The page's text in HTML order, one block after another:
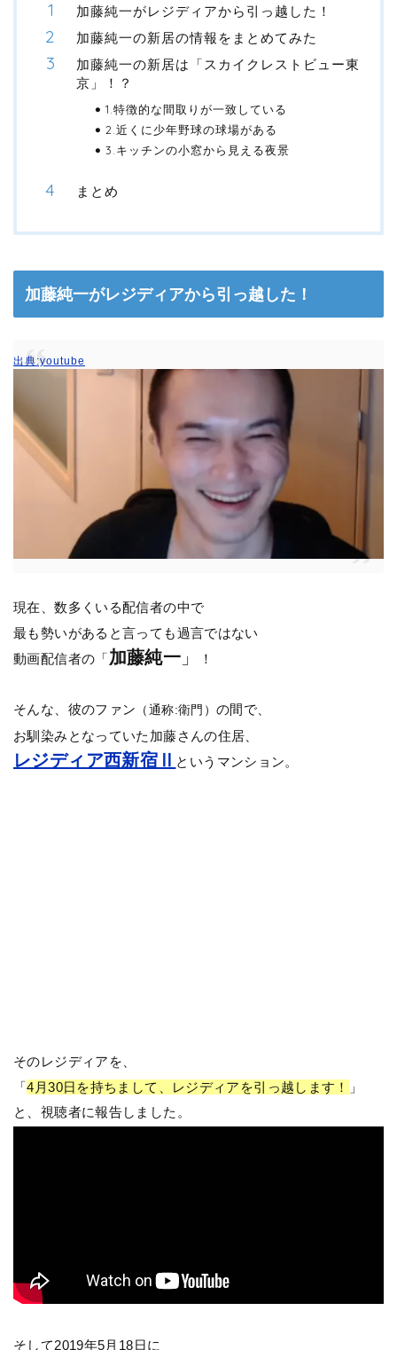
加藤純一がレジディアから引っ越した！
加藤純一の新居の情報をまとめてみた
加藤純一の新居は「スカイクレストビュー東
京」！？
1.特徴的な間取りが一致している
2.近くに少年野球の球場がある
3.キッチンの小窓から見える夜景
まとめ
加藤純一がレジディアから引っ越した！
出典:youtube
現在、数多くいる配信者の中で
最も勢いがあると言っても過言ではない
動画配信者の「加藤純一 」 ！
そんな、彼のファン （通称:衛門）の間で、
お馴染みとなっていた加藤さんの住居、
レジディア西新宿Ⅱ というマンション。
そのレジディアを、
「4月30日を持ちまして、レジディアを引っ越します！
」
と、視聴者に報告しました。
そして2019年5月18日に